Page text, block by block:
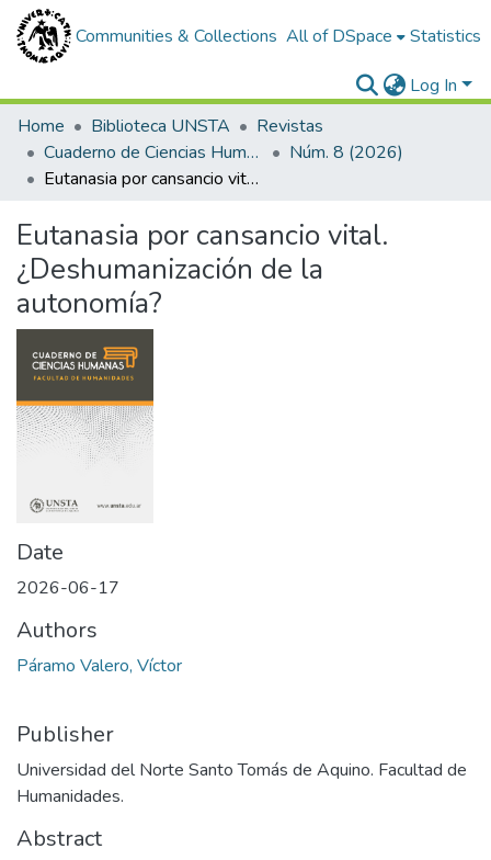
Communities & Collections All of DSpace Statistics
Log In
Home
Biblioteca UNSTA
Revistas
Cuaderno de Ciencias Humanas
Núm. 8 (2026)
Eutanasia por cansancio vital. ¿Deshumanización de la autonomía?
Eutanasia por cansancio vital.
¿Deshumanización de la
autonomía?
Date
2026-06-17
Authors
Páramo Valero, Víctor
Publisher
Universidad del Norte Santo Tomás de Aquino. Facultad de
Humanidades.
Abstract